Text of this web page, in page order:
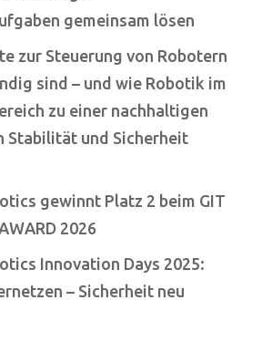
gemeinsam lösen
zur Steuerung von Robotern
sind – und wie Robotik im
zu einer nachhaltigen
Stabilität und Sicherheit
gewinnt Platz 2 beim GIT
2026
Innovation Days 2025:
– Sicherheit neu